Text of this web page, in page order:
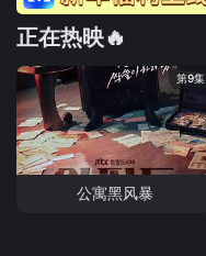
正在热映🔥
第9集
公寓黑风暴